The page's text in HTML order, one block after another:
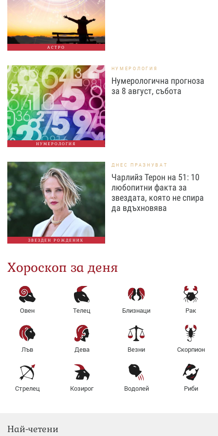
АСТРО
НУМЕРОЛОГИЯ
НУМЕРОЛОГИЯ
Нумерологична прогноза
за 8 август, събота
ЗВЕЗДЕН РОЖДЕНИК
ДНЕС ПРАЗНУВАТ
Чарлийз Терон на 51: 10
любопитни факта за
звездата, която не спира
да вдъхновява
Хороскоп за деня
Овен Телец Близнаци Рак
Лъв Дева Везни Скорпион
Стрелец Козирог Водолей Риби
Най-четени